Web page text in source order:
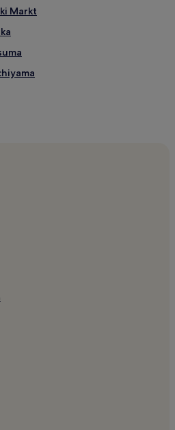
Markt
ji
Keihan
Kyoto
Seikadai-Mae
ji
Hashimoto Kansetsu Garden &